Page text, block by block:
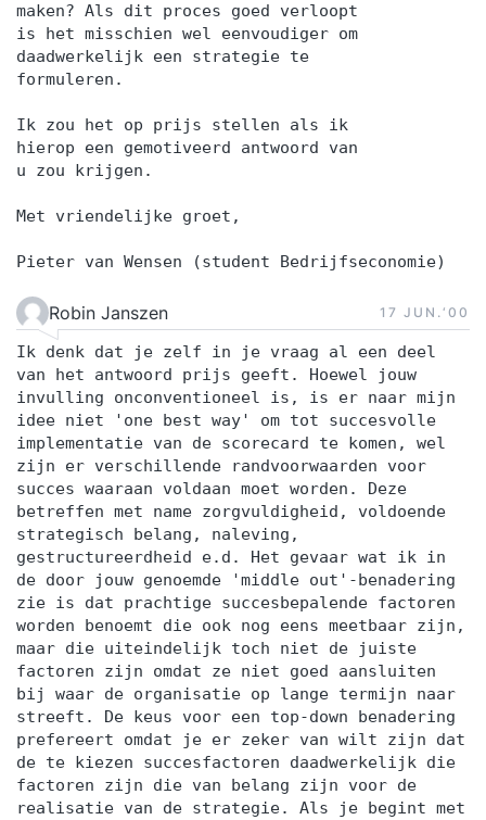
maken? Als dit proces goed verloopt
is het misschien wel eenvoudiger om
daadwerkelijk een strategie te
formuleren.
Ik zou het op prijs stellen als ik
hierop een gemotiveerd antwoord van
u zou krijgen.
Met vriendelijke groet,
Pieter van Wensen (student Bedrijfseconomie)
Robin Janszen 17 JUN.‘00
Ik denk dat je zelf in je vraag al een deel
van het antwoord prijs geeft. Hoewel jouw
invulling onconventioneel is, is er naar mijn
idee niet 'one best way' om tot succesvolle
implementatie van de scorecard te komen, wel
zijn er verschillende randvoorwaarden voor
succes waaraan voldaan moet worden. Deze
betreffen met name zorgvuldigheid, voldoende
strategisch belang, naleving,
gestructureerdheid e.d. Het gevaar wat ik in
de door jouw genoemde 'middle out'-benadering
zie is dat prachtige succesbepalende factoren
worden benoemt die ook nog eens meetbaar zijn,
maar die uiteindelijk toch niet de juiste
factoren zijn omdat ze niet goed aansluiten
bij waar de organisatie op lange termijn naar
streeft. De keus voor een top-down benadering
prefereert omdat je er zeker van wilt zijn dat
de te kiezen succesfactoren daadwerkelijk die
factoren zijn die van belang zijn voor de
realisatie van de strategie. Als je begint met